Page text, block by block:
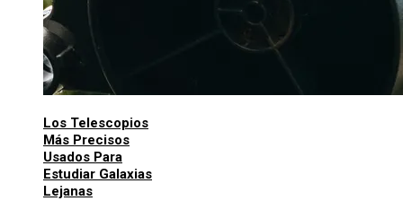
Los Telescopios
Más Precisos
Usados Para
Estudiar Galaxias
Lejanas